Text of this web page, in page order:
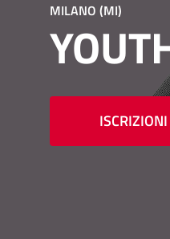
MILANO (MI)